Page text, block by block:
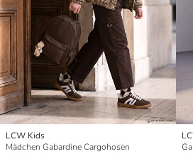
LCW Kids
Mädchen Gabardine Cargohosen